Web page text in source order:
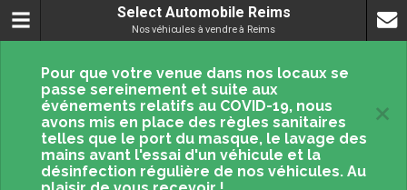
Select Automobile Reims
Nos véhicules à vendre à Reims
Pour que votre venue dans nos locaux se
passe sereinement et suite aux
événements relatifs au COVID-19, nous
avons mis en place des règles sanitaires
telles que le port du masque, le lavage des
mains avant l'essai d'un véhicule et la
désinfection régulière de nos véhicules. Au
×